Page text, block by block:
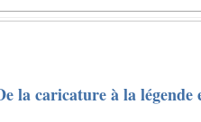
la caricature à la